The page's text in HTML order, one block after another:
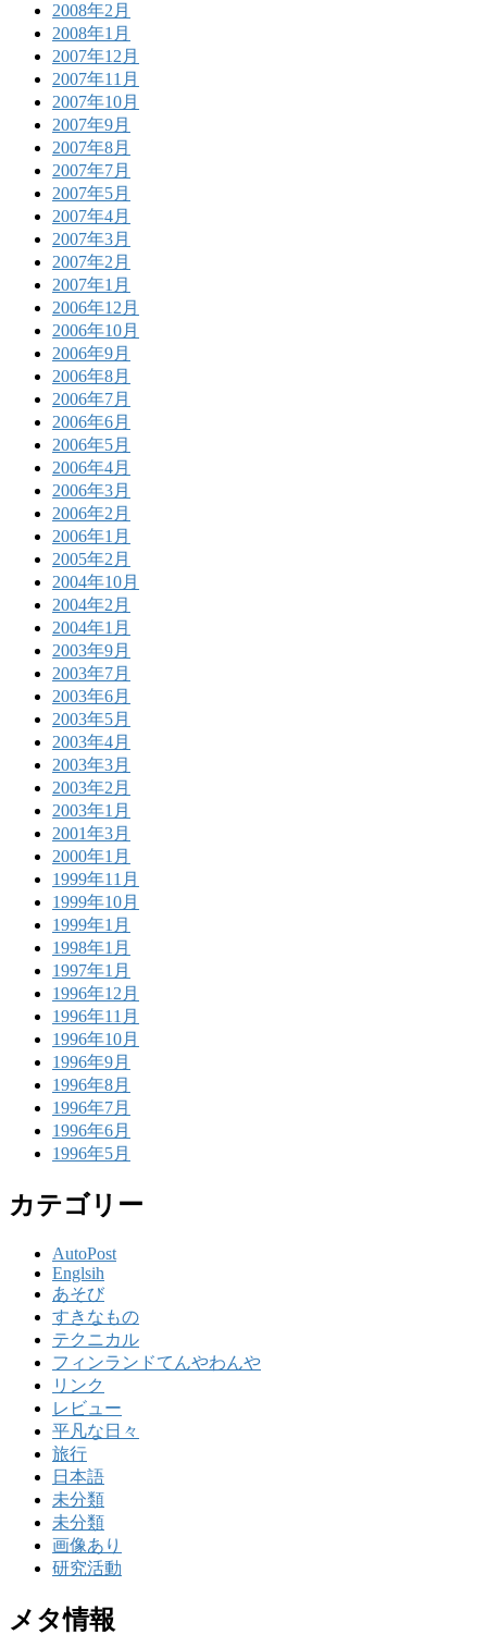
2008年2月
2008年1月
2007年12月
2007年11月
2007年10月
2007年9月
2007年8月
2007年7月
2007年5月
2007年4月
2007年3月
2007年2月
2007年1月
2006年12月
2006年10月
2006年9月
2006年8月
2006年7月
2006年6月
2006年5月
2006年4月
2006年3月
2006年2月
2006年1月
2005年2月
2004年10月
2004年2月
2004年1月
2003年9月
2003年7月
2003年6月
2003年5月
2003年4月
2003年3月
2003年2月
2003年1月
2001年3月
2000年1月
1999年11月
1999年10月
1999年1月
1998年1月
1997年1月
1996年12月
1996年11月
1996年10月
1996年9月
1996年8月
1996年7月
1996年6月
1996年5月
カテゴリー
AutoPost
Englsih
あそび
すきなもの
テクニカル
フィンランドてんやわんや
リンク
レビュー
平凡な日々
旅行
日本語
未分類
未分類
画像あり
研究活動
メタ情報